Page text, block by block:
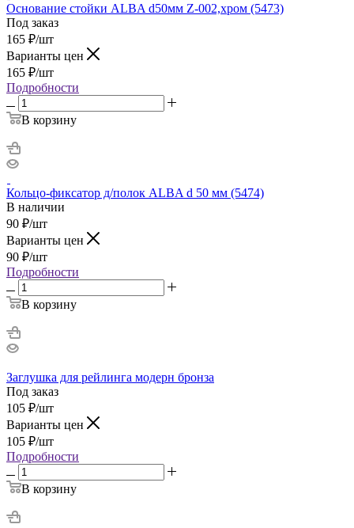
Основание стойки ALBA d50мм Z-002,хром (5473)
Под заказ
165 ₽/шт
Варианты цен
165 ₽/шт
Подробности
В корзину
Кольцо-фиксатор д/полок ALBA d 50 мм (5474)
В наличии
90 ₽/шт
Варианты цен
90 ₽/шт
Подробности
В корзину
Заглушка для рейлинга модерн бронза
Под заказ
105 ₽/шт
Варианты цен
105 ₽/шт
Подробности
В корзину